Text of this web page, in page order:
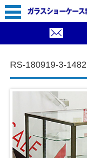
RS-180919-3-1482